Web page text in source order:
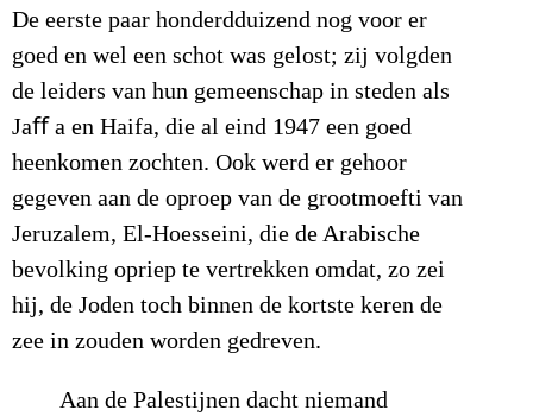
De eerste paar honderdduizend nog voor er
goed en wel een schot was gelost; zij volgden
de leiders van hun gemeenschap in steden als
Jaﬀ a en Haifa, die al eind 1947 een goed
heenkomen zochten. Ook werd er gehoor
gegeven aan de oproep van de grootmoefti van
Jeruzalem, El-Hoesseini, die de Arabische
bevolking opriep te vertrekken omdat, zo zei
hij, de Joden toch binnen de kortste keren de
zee in zouden worden gedreven.
Aan de Palestijnen dacht niemand